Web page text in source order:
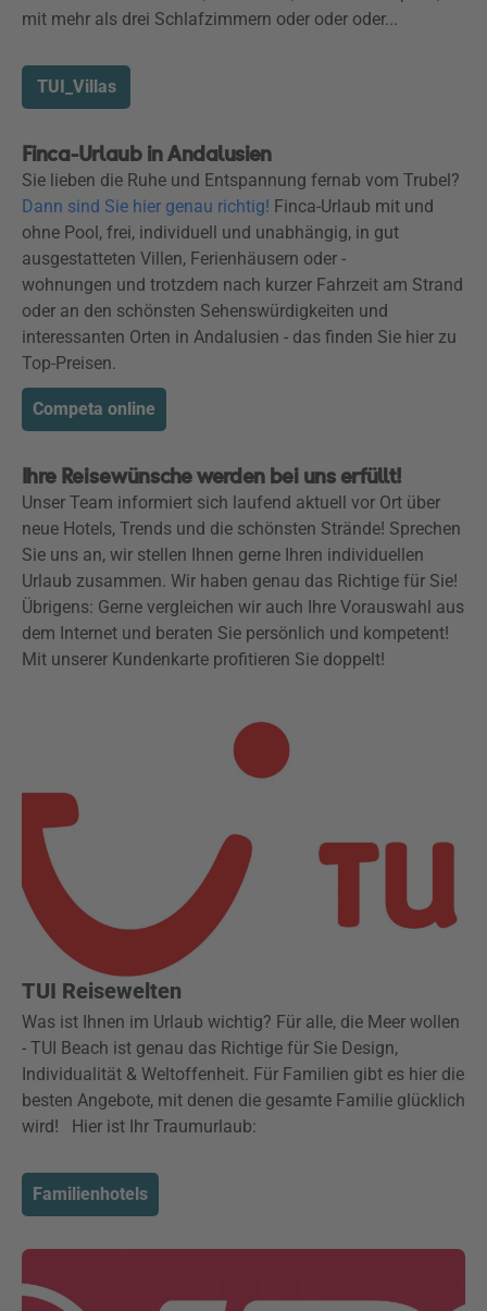
mit mehr als drei Schlafzimmern oder oder oder...
TUI_Villas
Finca-Urlaub in Andalusien
Sie lieben die Ruhe und Entspannung fernab vom Trubel?
Dann sind Sie hier genau richtig! Finca-Urlaub mit und
ohne Pool, frei, individuell und unabhängig, in gut
ausgestatteten Villen, Ferienhäusern oder -
wohnungen und trotzdem nach kurzer Fahrzeit am Strand
oder an den schönsten Sehenswürdigkeiten und
interessanten Orten in Andalusien - das finden Sie hier zu
Top-Preisen.
Competa online
Ihre Reisewünsche werden bei uns erfüllt!
Unser Team informiert sich laufend aktuell vor Ort über
neue Hotels, Trends und die schönsten Strände! Sprechen
Sie uns an, wir stellen Ihnen gerne Ihren individuellen
Urlaub zusammen. Wir haben genau das Richtige für Sie!
Übrigens: Gerne vergleichen wir auch Ihre Vorauswahl aus
dem Internet und beraten Sie persönlich und kompetent!
Mit unserer Kundenkarte profitieren Sie doppelt!
TUI Reisewelten
Was ist Ihnen im Urlaub wichtig? Für alle, die Meer wollen
- TUI Beach ist genau das Richtige für Sie Design,
Individualität & Weltoffenheit. Für Familien gibt es hier die
besten Angebote, mit denen die gesamte Familie glücklich
wird! Hier ist Ihr Traumurlaub:
Familienhotels